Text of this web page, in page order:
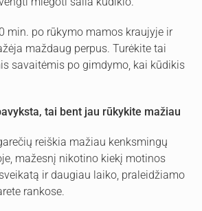
min. po rūkymo mamos kraujyje ir
maždaug perpus. Turėkite tai
savaitėmis po gimdymo, kai kūdikis
tai bent jau rūkykite mažiau
reiškia mažiau kenksmingų
mažesnį nikotino kiekį motinos
ir daugiau laiko, praleidžiamo
rankose.